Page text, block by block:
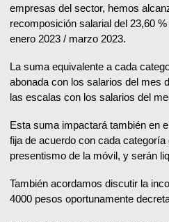
empresas del sector, hemos
recomposición salarial del 23,60
enero 2023 / marzo 2023.
La suma equivalente a cada
abonada con los salarios del mes
las escalas con los salarios del
Esta suma impactará también en
fija de acuerdo con cada
presentismo de la móvil, y serán
También acordamos discutir la
4000 pesos oportunamente